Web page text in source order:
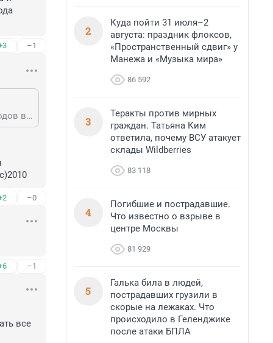
–1
что за бред? полноценное производство есть как минимум несколько заводов в Московской области
–0
–1
все
2
Куда пойти 31 июля–2
августа: праздник флоксов,
«Пространственный сдвиг» у
Манежа и «Музыка мира»
86 592
3
Теракты против мирных
граждан. Татьяна Ким
ответила, почему ВСУ атакует
склады Wildberries
83 118
4
Погибшие и пострадавшие.
Что известно о взрыве в
центре Москвы
81 929
5
Галька била в людей,
пострадавших грузили в
скорые на лежаках. Что
происходило в Геленджике
после атаки БПЛА